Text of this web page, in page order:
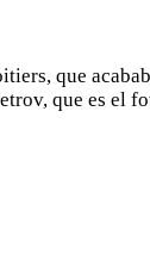
que
que es el